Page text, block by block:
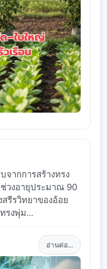
จากการสร้างทรง
วงอายุประมาณ 90
รีรวิทยาของอ้อย
รงพุ่ม...
อ่านต่อ...